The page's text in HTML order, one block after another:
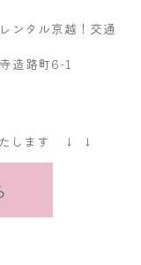
ンタル京越！交通
造路町6-1
たします ↓ ↓